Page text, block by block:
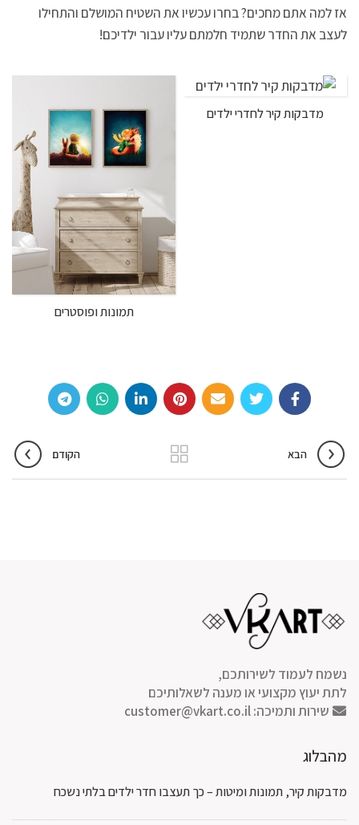
אז למה אתם מחכים? בחרו עכשיו את השטיח המושלם והתחילו
לעצב את החדר שתמיד חלמתם עליו עבור ילדיכם!
מדבקות קיר לחדרי ילדים
תמונות ופוסטרים
הבא הקודם
נשמח לעמוד לשירותכם,
לתת יעוץ מקצועי או מענה לשאלותיכם
שירות ותמיכה:customer@vkart.co.il
מהבלוג
מדבקות קיר, תמונות ומיטות – כך תעצבו חדר ילדים בלתי נשכח